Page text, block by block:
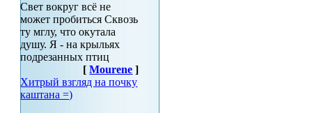
Свет вокруг всё не
может пробиться Сквозь
ту мглу, что окутала
душу. Я - на крыльях
подрезанных птиц
[Mourene ]
Хитрый взгляд на почку
каштана =)